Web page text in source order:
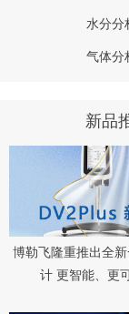
水分分
气体分
新品
博勒飞隆重推出全
计 更智能、更